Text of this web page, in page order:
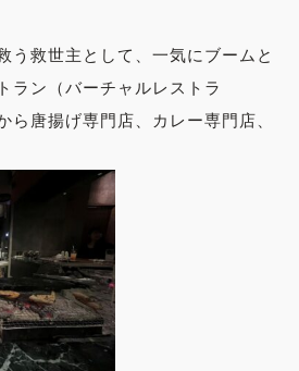
う救世主として、一気にブームと
ラン（バーチャルレストラ
ら唐揚げ専門店、カレー専門店、